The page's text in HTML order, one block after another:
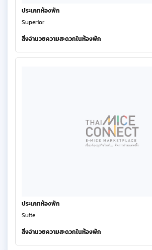
ประเภทห้องพัก
Superior
สิ่งอำนวยความสะดวกในห้องพัก
ประเภทห้องพัก
Suite
สิ่งอำนวยความสะดวกในห้องพัก